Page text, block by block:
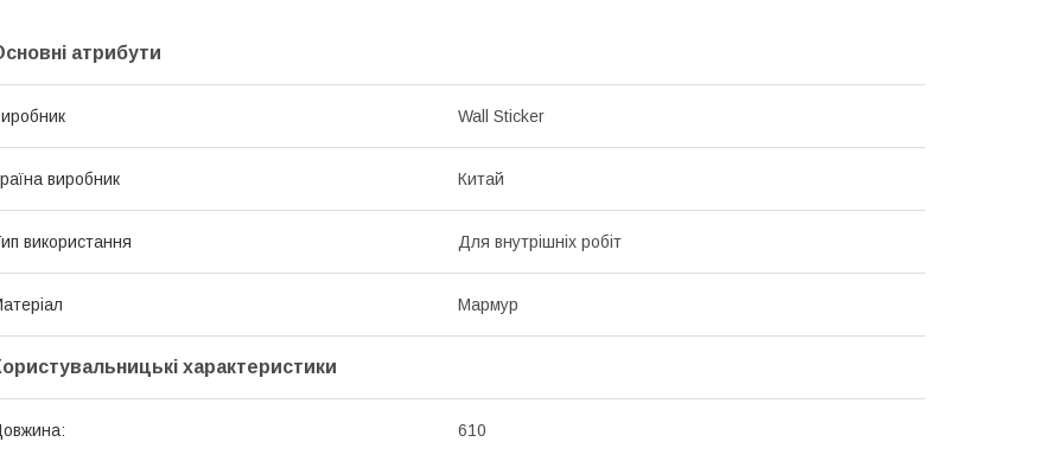
атрибути
Wall Sticker
виробник Китай
використання Для внутрішніх робіт
Мармур
характеристики
610